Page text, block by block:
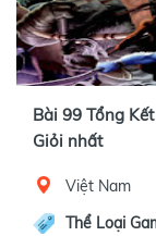
Bài 99 Tổng
Giỏi nhất
Việt Nam
Thể Loại